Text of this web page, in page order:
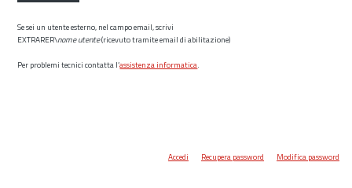
Se sei un utente esterno, nel campo email, scrivi
EXTRARER\nome utente(ricevuto tramite email di abilitazione)
Per problemi tecnici contatta l’assistenza informatica.
Accedi Recupera password Modifica password